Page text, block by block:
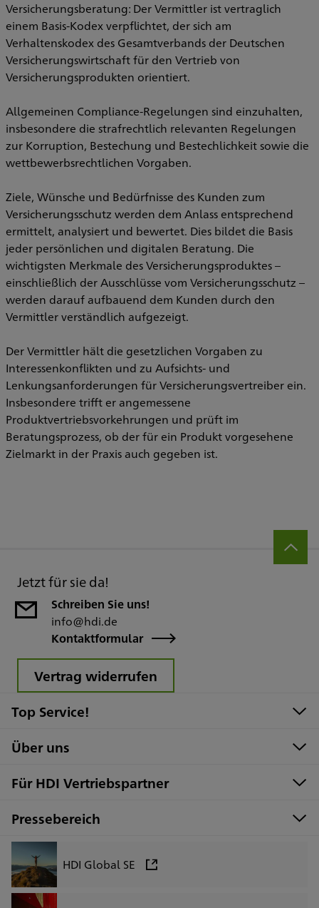
Versicherungsberatung: Der Vermittler ist vertraglich
einem Basis-Kodex verpflichtet, der sich am
Verhaltenskodex des Gesamtverbands der Deutschen
Versicherungswirtschaft für den Vertrieb von
Versicherungsprodukten orientiert.
Allgemeinen Compliance-Regelungen sind einzuhalten,
insbesondere die strafrechtlich relevanten Regelungen
zur Korruption, Bestechung und Bestechlichkeit sowie die
wettbewerbsrechtlichen Vorgaben.
Ziele, Wünsche und Bedürfnisse des Kunden zum
Versicherungsschutz werden dem Anlass entsprechend
ermittelt, analysiert und bewertet. Dies bildet die Basis
jeder persönlichen und digitalen Beratung. Die
wichtigsten Merkmale des Versicherungsproduktes –
einschließlich der Ausschlüsse vom Versicherungsschutz –
werden darauf aufbauend dem Kunden durch den
Vermittler verständlich aufgezeigt.
Der Vermittler hält die gesetzlichen Vorgaben zu
Interessenkonflikten und zu Aufsichts- und
Lenkungsanforderungen für Versicherungsvertreiber ein.
Insbesondere trifft er angemessene
Produktvertriebsvorkehrungen und prüft im
Beratungsprozess, ob der für ein Produkt vorgesehene
Zielmarkt in der Praxis auch gegeben ist.
Jetzt für sie da!
Schreiben Sie uns!
info@hdi.de
Kontaktformular
Vertrag widerrufen
Top Service!
Über uns
Für HDI Vertriebspartner
Pressebereich
HDI Global SE